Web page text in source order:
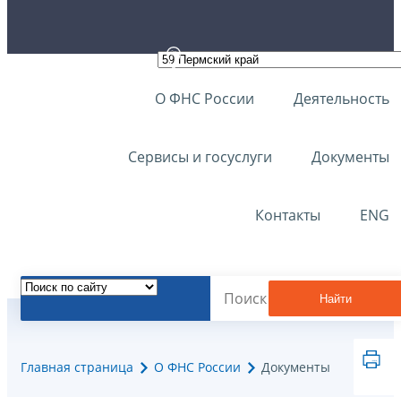
О ФНС России Деятельность
Сервисы и госуслуги Документы
Контакты ENG
Найти
Главная страница О ФНС России Документы